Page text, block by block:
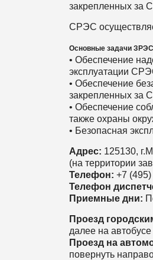
закрепленных за
СРЭС
Основные задачи
• Обеспечение
эксплуатации
• Обеспечение
закрепленных за
• Обеспечение
также охраны
• Безопасная
Адрес: 125130,
(на территории
Телефон: +7
Телефон
Приемные дни:
Проезд
далее на
Проезд на
повернуть